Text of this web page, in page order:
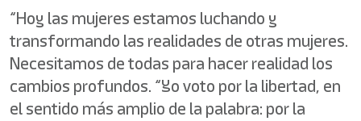
“Hoy las mujeres estamos luchando y
transformando las realidades de otras mujeres.
Necesitamos de todas para hacer realidad los
cambios profundos. “Yo voto por la libertad, en
el sentido más amplio de la palabra: por la